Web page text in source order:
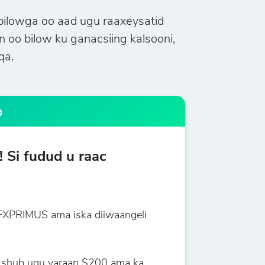
oo aad ugu raaxeysatid
oo bilow ku ganacsiing kalsooni,
Si fudud u raac
ama iska diiwaangeli